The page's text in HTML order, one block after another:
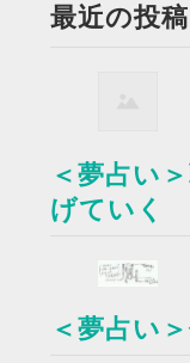
最近の投稿
＜夢占い
げていく
＜夢占い